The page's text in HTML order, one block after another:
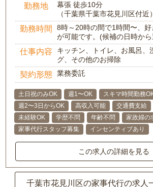
勤務地
幕張 徒歩10分
（千葉県千葉市花見川区付近）
勤務時間
8時～20時の間で1時間〜、好
が可能です。(候補の日時か
仕事内容
キッチン、トイレ、お風呂、
グ、その他のお掃除
契約形態 業務委託
土日祝のみOK 週1〜OK
スキマ時間勤務
週2〜3日からOK
高収入可能 交通費支給
未経験OK
学歴不問 年齢不問
家政婦の
家事代行スタッフ募集
インセンティブあり
この求人の詳細を見る
千葉市花見川区の家事代行の求人